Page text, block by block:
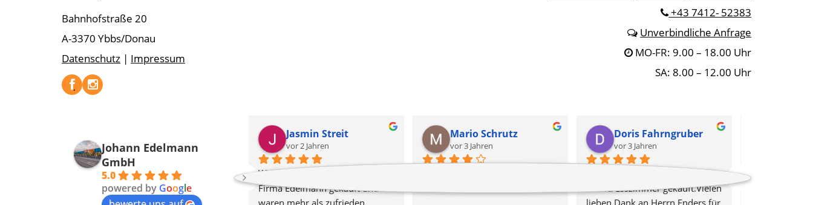
Bahnhofstraße 20
A-3370 Ybbs/Donau
Datenschutz | Impressum
+43 7412- 52383
Unverbindliche Anfrage
MO-FR: 9.00 – 18.00 Uhr
SA: 8.00 – 12.00 Uhr
Johann Edelmann
GmbH
5.0
powered by Google
vor 2 Jahren
Persönliche Beratung und
Planung, individuelles Design,
Jasmin Streit
vor 2 Jahren
Wir haben eine Küche bei der
Firma Edelmann gekauft und
Mario Schrutz
vor 3 Jahren
Doris Fahrngruber
vor 3 Jahren
Küche/Esszimmer gekauft.Vielen